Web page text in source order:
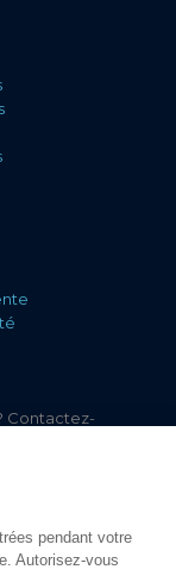
Contactez-
& réalisation : Jean-
pendant votre
Autorisez-vous